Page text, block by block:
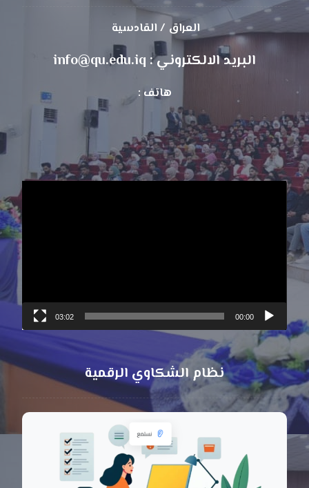
العراق / القادسية
البريد الالكتروني : info@qu.edu.iq
هاتف :
00:00
03:02
نظام الشكاوي الرقمية